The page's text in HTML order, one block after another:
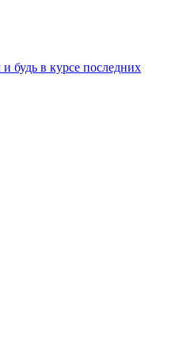
будь в курсе последних